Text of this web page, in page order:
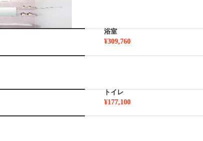
浴室
¥309,760
トイレ
¥177,100